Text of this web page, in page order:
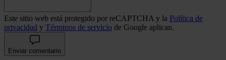
Este sitio web está protegido por reCAPTCHA y la Política de
privacidad y Términos de servicio de Google aplican.
Enviar comentario